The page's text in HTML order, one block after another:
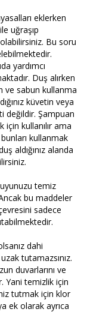
eklerken
uğraşıp
Bu soru
yardımcı
Duş alırken
ve sabun kullanma
küvetin veya
değildir. Şampuan
kullanılır ama
kullanmak
aldığınız alanda
temiz
bu maddeler
sadece
dahi
tutamazsınız.
duvarlarını ve
Yani temizlik için
tutmak için klor
ek olarak ayrıca